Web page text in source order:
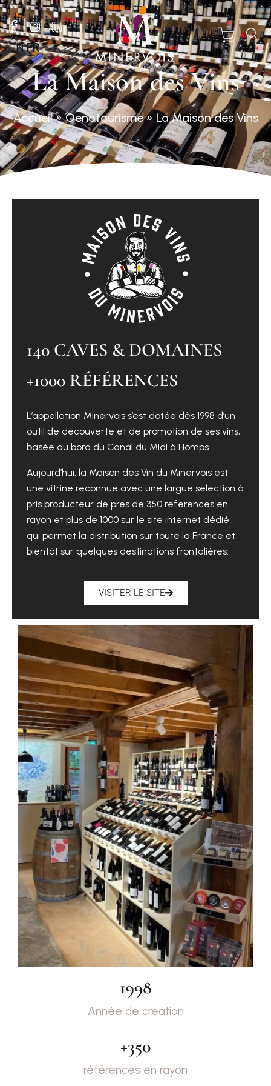
EN FR
La Maison des Vins
Accueil»Oenotourisme» La Maison des Vins
140 CAVES & DOMAINES
+1000 RÉFÉRENCES
L’appellation Minervois s’est dotée dès 1998 d’un
outil de découverte et de promotion de ses vins,
basée au bord du Canal du Midi à Homps.
Aujourd’hui, la Maison des Vin du Minervois est
une vitrine reconnue avec une largue sélection à
pris producteur de près de 350 références en
rayon et plus de 1000 sur le site internet dédié
qui permet la distribution sur toute la France et
bientôt sur quelques destinations frontalières.
VISITER LE SITE
Année de création
1998
références en rayon
+350